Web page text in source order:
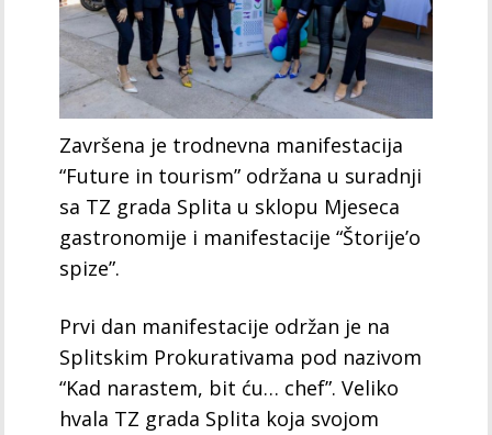
Završena je trodnevna manifestacija
“Future in tourism” održana u suradnji
sa TZ grada Splita u sklopu Mjeseca
gastronomije i manifestacije “Štorije’o
spize”.
Prvi dan manifestacije održan je na
Splitskim Prokurativama pod nazivom
“Kad narastem, bit ću… chef”. Veliko
hvala TZ grada Splita koja svojom